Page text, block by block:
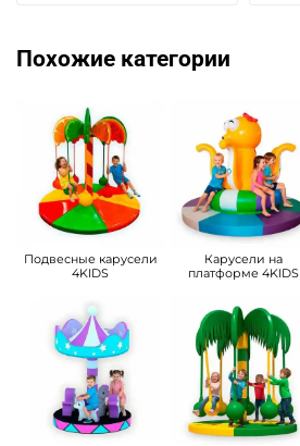
Похожие категории
Подвесные карусели
4KIDS
Карусели на
платформе 4KIDS